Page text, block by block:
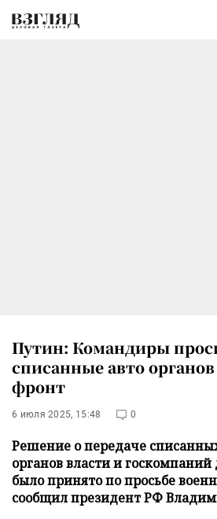
Путин: Командиры
списанные авто
фронт
6 июля 2025, 15:48 0
Решение о передаче
органов власти и
было принято по просьбе
сообщил президент РФ